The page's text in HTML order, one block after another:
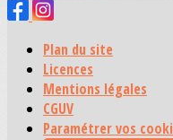
Plan du site
Licences
Mentions légales
CGUV
Paramétrer vos